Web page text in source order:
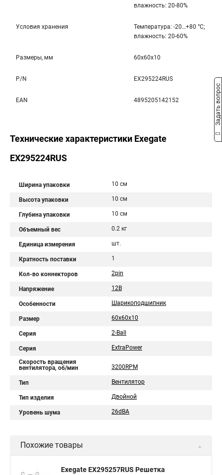
влажность: 20-80%
Условия хранения
Температура: -20…+80 °С;
влажность: 20-60%
Размеры, мм 60x60x10
P/N EX295224RUS
EAN 4895205142152
Технические характеристики Exegate
EX295224RUS
Ширина упаковки 10 см
Высота упаковки 10 см
Глубина упаковки 10 см
Объемный вес 0.2 кг
Единица измерения шт.
Кратность поставки 1
Кол-во коннекторов 2pin
Напряжение 12В
Особенности Шарикоподшипник
Размер 60x60x10
Серия 2-Ball
Серия ExtraPower
Скорость вращения
вентилятора, об/мин
3200RPM
Тип Вентилятор
Тип изделия Двойной
Уровень шума 26dBA
Похожие товары
Exegate EX295257RUS Решетка
Задать вопрос